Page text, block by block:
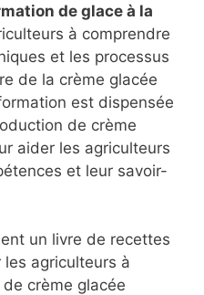
de glace à la
à comprendre
et les processus
de la crème glacée
est dispensée
de crème
aider les agriculteurs
et leur savoir-
un livre de recettes
agriculteurs à
crème glacée